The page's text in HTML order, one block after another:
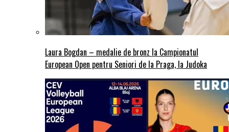
Laura Bogdan – medalie de bronz la Campionatul
European Open pentru Seniori de la Praga, la Judoka